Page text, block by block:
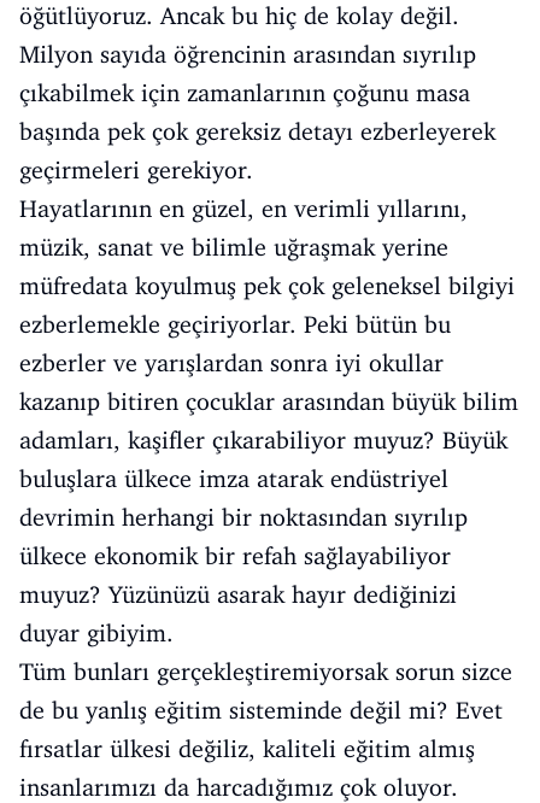
öğütlüyoruz. Ancak bu hiç de kolay değil.
Milyon sayıda öğrencinin arasından sıyrılıp
çıkabilmek için zamanlarının çoğunu masa
başında pek çok gereksiz detayı ezberleyerek
geçirmeleri gerekiyor.
Hayatlarının en güzel, en verimli yıllarını,
müzik, sanat ve bilimle uğraşmak yerine
müfredata koyulmuş pek çok geleneksel bilgiyi
ezberlemekle geçiriyorlar. Peki bütün bu
ezberler ve yarışlardan sonra iyi okullar
kazanıp bitiren çocuklar arasından büyük bilim
adamları, kaşifler çıkarabiliyor muyuz? Büyük
buluşlara ülkece imza atarak endüstriyel
devrimin herhangi bir noktasından sıyrılıp
ülkece ekonomik bir refah sağlayabiliyor
muyuz? Yüzünüzü asarak hayır dediğinizi
duyar gibiyim.
Tüm bunları gerçekleştiremiyorsak sorun sizce
de bu yanlış eğitim sisteminde değil mi? Evet
fırsatlar ülkesi değiliz, kaliteli eğitim almış
insanlarımızı da harcadığımız çok oluyor.